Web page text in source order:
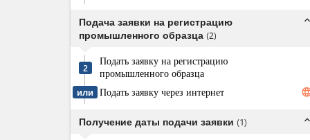
Подача заявки на регистрацию
промышленного образца (2)
expand_less
2
Подать заявку на регистрацию
промышленного образца
или Подать заявку через интернет
Получение даты подачи заявки (1) expand_less